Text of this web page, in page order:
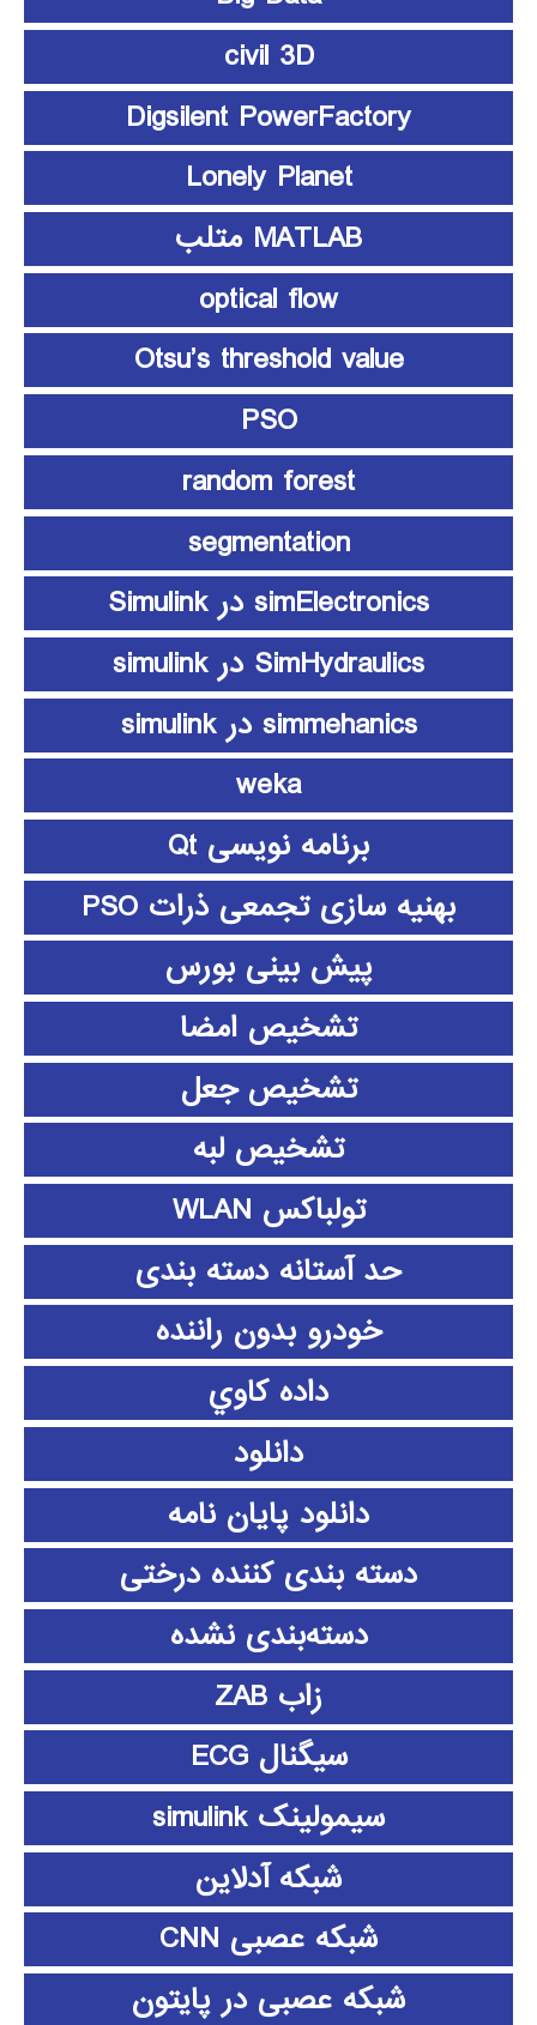
civil 3D
Digsilent PowerFactory
Lonely Planet
MATLAB متلب
optical flow
Otsu’s threshold value
PSO
random forest
segmentation
simElectronics در Simulink
SimHydraulics در simulink
simmehanics در simulink
weka
برنامه نویسی Qt
بهنیه سازی تجمعی ذرات PSO
پیش بینی بورس
تشخیص امضا
تشخیص جعل
تشخیص لبه
تولباکس WLAN
حد آستانه دسته بندی
خودرو بدون راننده
داده كاوي
دانلود
دانلود پايان نامه
دسته بندی کننده درختی
دسته‌بندی نشده
زاب ZAB
سیگنال ECG
سیمولینک simulink
شبکه آدلاین
شبکه عصبی CNN
شبکه عصبی در پایتون